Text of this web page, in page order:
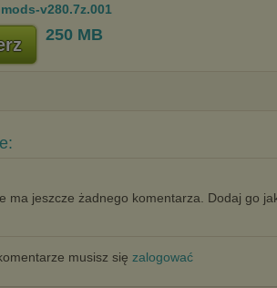
v280.7z.001
250 MB
ma jeszcze żadnego komentarza. Dodaj go
musisz się zalogować